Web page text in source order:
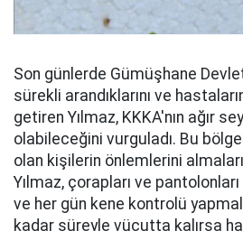
Son günlerde Gümüşhane
sürekli arandıklarını ve
getiren Yılmaz, KKKA'nın ağır
olabileceğini vurguladı. Bu
olan kişilerin önlemlerini
Yılmaz, çorapları ve
ve her gün kene kontrolü
kadar süreyle vücutta kalırsa